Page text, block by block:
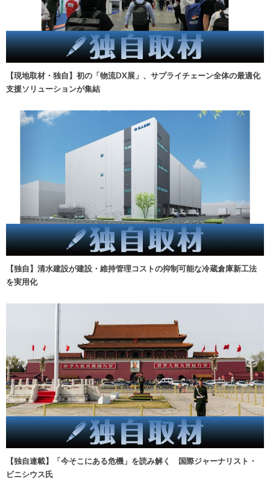
【現地取材・独自】初の「物流DX展」、サプライチェーン全体の最適化
支援ソリューションが集結
【独自】清水建設が建設・維持管理コストの抑制可能な冷蔵倉庫新工法
を実用化
【独自連載】「今そこにある危機」を読み解く 国際ジャーナリスト・
ビニシウス氏